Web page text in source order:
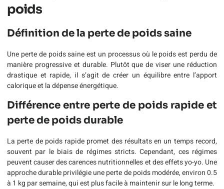
poids
Définition de la perte de poids saine
Une perte de poids saine est un processus où le poids est perdu de
manière progressive et durable. Plutôt que de viser une réduction
drastique et rapide, il s’agit de créer un équilibre entre l’apport
calorique et la dépense énergétique.
Différence entre perte de poids rapide et
perte de poids durable
La perte de poids rapide promet des résultats en un temps record,
souvent par le biais de régimes stricts. Cependant, ces régimes
peuvent causer des carences nutritionnelles et des effets yo-yo. Une
approche durable privilégie une perte de poids modérée, environ 0.5
à 1 kg par semaine, qui est plus facile à maintenir sur le long terme.